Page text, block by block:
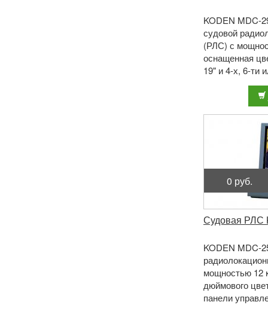
KODEN MDC-
судовой
(РЛС) с
оснащенная
19" и 4-х, 6-ти
антенной
0 руб.
Судовая РЛС
KODEN MDC-
мощностью 12
дюймового
панели